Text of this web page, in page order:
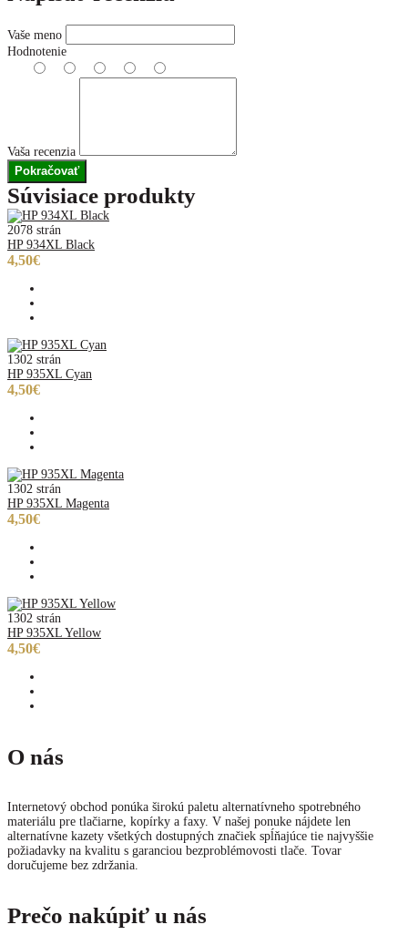
Vaše meno
Hodnotenie
Vaša recenzia
Pokračovať
Súvisiace produkty
2078 strán
HP 934XL Black
4,50€
1302 strán
HP 935XL Cyan
4,50€
1302 strán
HP 935XL Magenta
4,50€
1302 strán
HP 935XL Yellow
4,50€
O nás
Internetový obchod ponúka širokú paletu alternatívneho spotrebného
materiálu pre tlačiarne, kopírky a faxy. V našej ponuke nájdete len
alternatívne kazety všetkých dostupných značiek spĺňajúce tie najvyššie
požiadavky na kvalitu s garanciou bezproblémovosti tlače. Tovar
doručujeme bez zdržania.
Prečo nakúpiť u nás